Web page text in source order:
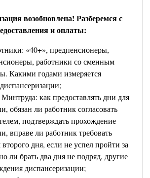
возобновлена! Разберемся с
и оплаты:
«40+», предпенсионеры,
работники со сменным
Какими годами измеряется
как предоставлять дни для
обязан ли работник согласовать
подтверждать прохождение
вправе ли работник требовать
дня, если не успел пройти за
ли брать два дня не подряд, другие
диспансеризации;